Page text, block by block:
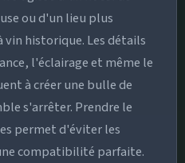
ou d'un lieu plus
vin historique. Les détails
l'éclairage et même le
à créer une bulle de
s'arrêter. Prendre le
permet d'éviter les
compatibilité parfaite.